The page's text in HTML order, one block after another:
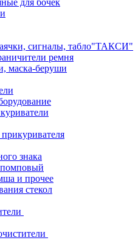
для бочек
сигналы, табло"ТАКСИ"
ремня
маска-беруши
знака
и прочее
стекол